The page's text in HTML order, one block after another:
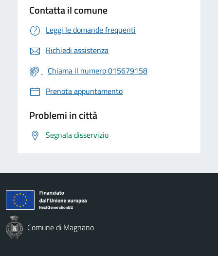
Contatta il comune
Leggi le domande frequenti
Richiedi assistenza
Chiama il numero 015679158
Prenota appuntamento
Problemi in città
Segnala disservizio
Comune di Magnano